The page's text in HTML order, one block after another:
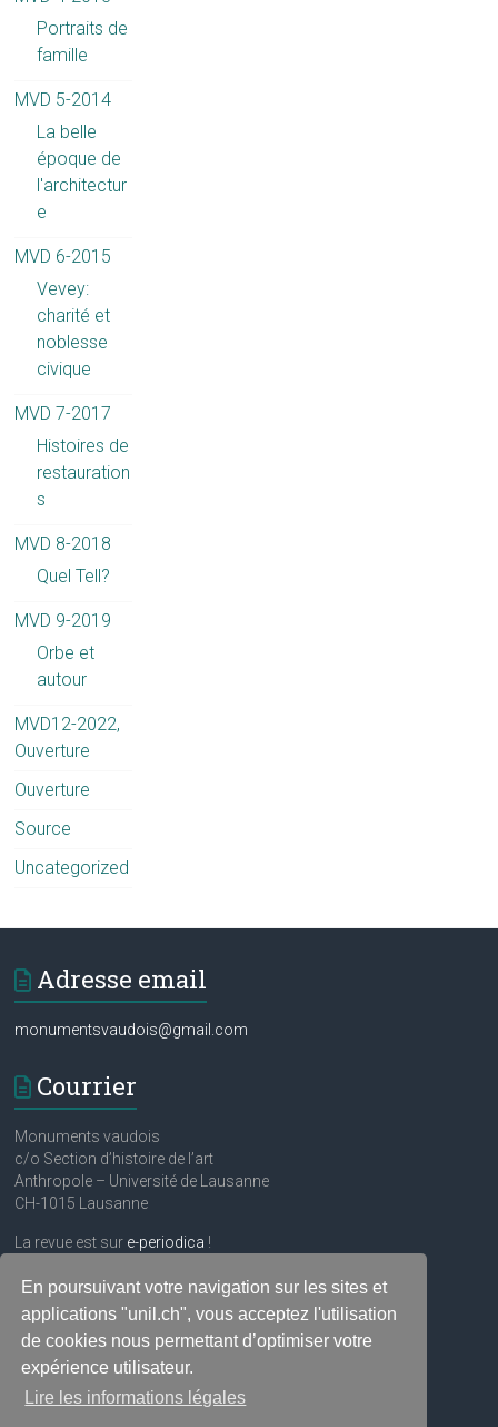
En poursuivant votre navigation sur les sites et
applications "unil.ch", vous acceptez l'utilisation
de cookies nous permettant d’optimiser votre
expérience utilisateur.
Lire les informations légales
Portraits de
famille
MVD 5-2014
La belle
époque de
l'architectur
e
MVD 6-2015
Vevey:
charité et
noblesse
civique
MVD 7-2017
Histoires de
restauration
s
MVD 8-2018
Quel Tell?
MVD 9-2019
Orbe et
autour
MVD12-2022,
Ouverture
Ouverture
Source
Uncategorized
Adresse email
monumentsvaudois@gmail.com
Courrier
Monuments vaudois
c/o Section d’histoire de l’art
Anthropole – Université de Lausanne
CH-1015 Lausanne
La revue est sur e-periodica !
Réseaux sociaux